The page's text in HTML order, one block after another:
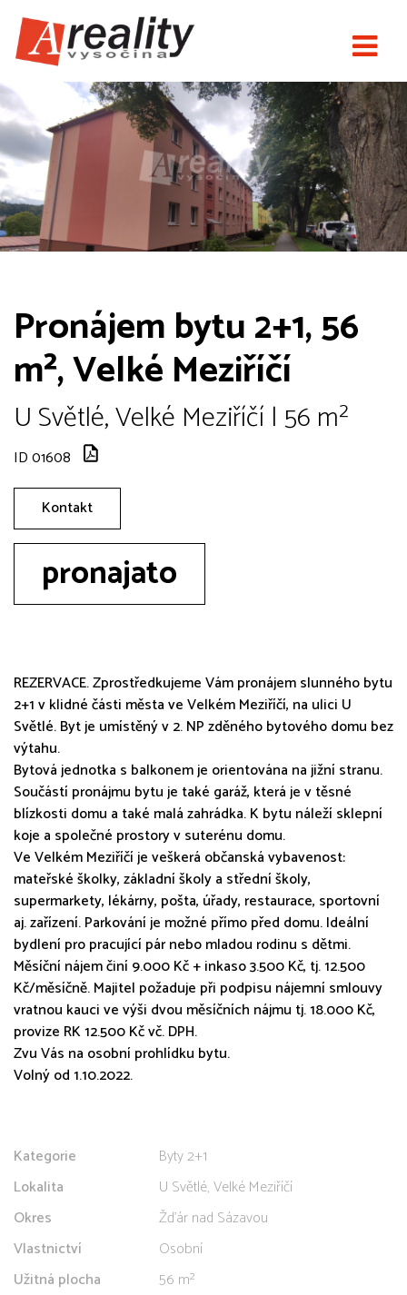
Pronájem bytu 2+1, 56
m², Velké Meziříčí
U Světlé, Velké Meziříčí | 56 m²
ID 01608
Kontakt
pronajato
REZERVACE. Zprostředkujeme Vám pronájem slunného bytu
2+1 v klidné části města ve Velkém Meziříčí, na ulici U
Světlé. Byt je umístěný v 2. NP zděného bytového domu bez
výtahu.
Bytová jednotka s balkonem je orientována na jižní stranu.
Součástí pronájmu bytu je také garáž, která je v těsné
blízkosti domu a také malá zahrádka. K bytu náleží sklepní
koje a společné prostory v suterénu domu.
Ve Velkém Meziříčí je veškerá občanská vybavenost:
mateřské školky, základní školy a střední školy,
supermarkety, lékárny, pošta, úřady, restaurace, sportovní
aj. zařízení. Parkování je možné přímo před domu. Ideální
bydlení pro pracující pár nebo mladou rodinu s dětmi.
Měsíční nájem činí 9.000 Kč + inkaso 3.500 Kč, tj. 12.500
Kč/měsíčně. Majitel požaduje při podpisu nájemní smlouvy
vratnou kauci ve výši dvou měsíčních nájmu tj. 18.000 Kč,
provize RK 12.500 Kč vč. DPH.
Zvu Vás na osobní prohlídku bytu.
Volný od 1.10.2022.
Kategorie
Byty 2+1
Lokalita
U Světlé, Velké Meziříčí
Okres
Žďár nad Sázavou
Vlastnictví
Osobní
Užitná plocha
56 m²